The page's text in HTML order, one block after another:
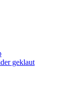
geklaut